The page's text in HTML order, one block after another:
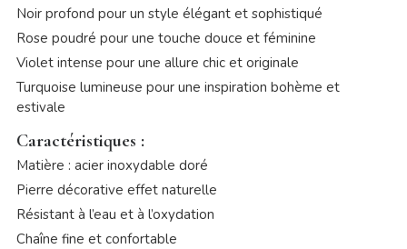
Noir profond pour un style élégant et sophistiqué
Rose poudré pour une touche douce et féminine
Violet intense pour une allure chic et originale
Turquoise lumineuse pour une inspiration bohème et
estivale
Caractéristiques :
Matière : acier inoxydable doré
Pierre décorative effet naturelle
Résistant à l’eau et à l’oxydation
Chaîne fine et confortable